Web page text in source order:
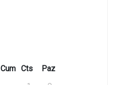
Cum Cts
Paz